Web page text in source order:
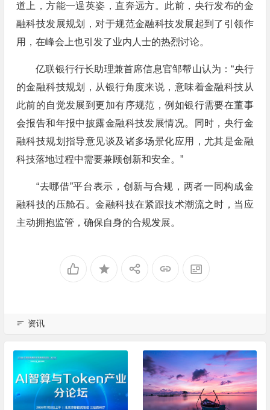
道上，方能一逞英姿，直奔远方。此前，央行发布的金
融科技发展规划，对于规范金融科技发展起到了引领作
用，在峰会上也引发了业内人士的热烈讨论。
亿联银行行长助理兼首席信息官邹帮山认为：“央行
的金融科技规划，从银行角度来说，意味着金融科技从
此前的自觉发展到更加有序规范，例如银行需要在董事
会报告和年报中披露金融科技发展情况。同时，央行金
融科技规划指导意见谈及诸多场景化应用，尤其是金融
科技落地过程中需要兼顾创新和安全。”
“去哪借”平台表示，创新与合规，两者一同构成金
融科技的压舱石。金融科技在紧跟技术潮流之时，当应
主动拥抱监管，确保自身的合规发展。
资讯